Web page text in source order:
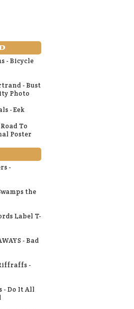
- Bicycle
- Bust
Photo
- Eek
To
Poster
-
the
Label T-
- Bad
-
- Do It All